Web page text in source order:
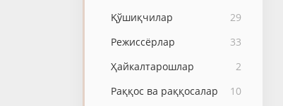
Қўшиқчилар
29
Режиссёрлар
33
Ҳайкалтарошлар
2
Раққос ва раққосалар
10